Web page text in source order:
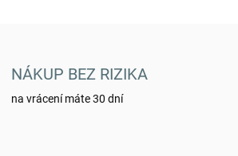
NÁKUP BEZ RIZIKA
na vrácení máte 30 dní